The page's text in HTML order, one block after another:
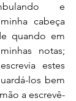
e
cabeça
quando em
notas;
estes
los bem
a escrevê-